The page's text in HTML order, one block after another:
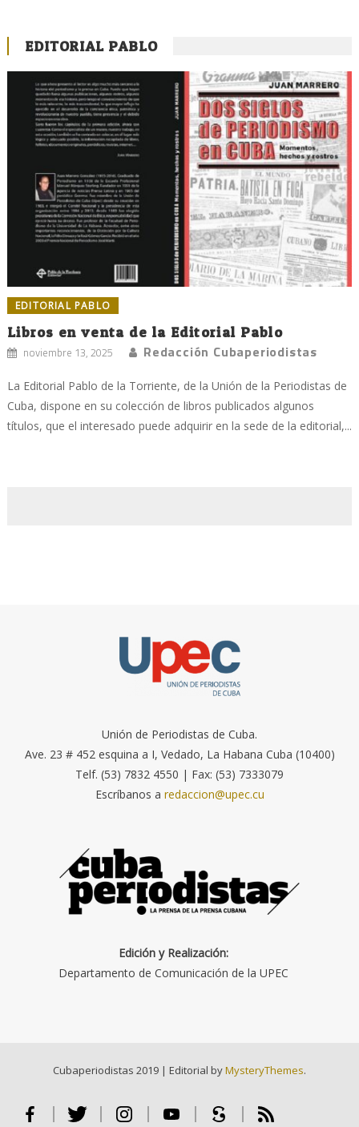
EDITORIAL PABLO
EDITORIAL PABLO
Libros en venta de la Editorial Pablo
noviembre 13, 2025 Redacción Cubaperiodistas
La Editorial Pablo de la Torriente, de la Unión de la Periodistas de
Cuba, dispone en su colección de libros publicados algunos
títulos, que el interesado puede adquirir en la sede de la editorial,...
Unión de Periodistas de Cuba.
Ave. 23 # 452 esquina a I, Vedado, La Habana Cuba (10400)
Telf. (53) 7832 4550 | Fax: (53) 7333079
Escríbanos a redaccion@upec.cu
Edición y Realización:
Departamento de Comunicación de la UPEC
Cubaperiodistas 2019 | Editorial byMysteryThemes.